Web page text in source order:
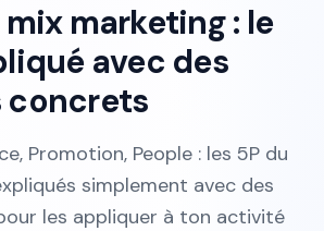
mix marketing : le
avec des
concrets
Promotion, People : les 5P du
simplement avec des
les appliquer à ton activité